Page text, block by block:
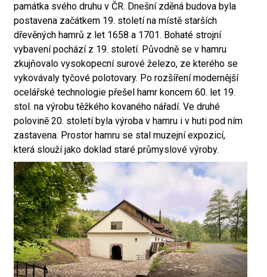
památka svého druhu v ČR. Dnešní zděná budova byla
postavena začátkem 19. století na místě starších
dřevěných hamrů z let 1658 a 1701. Bohaté strojní
vybavení pochází z 19. století. Původně se v hamru
zkujňovalo vysokopecní surové železo, ze kterého se
vykovávaly tyčové polotovary. Po rozšíření modernější
ocelářské technologie přešel hamr koncem 60. let 19.
stol. na výrobu těžkého kovaného nářadí. Ve druhé
polovině 20. století byla výroba v hamru i v huti pod ním
zastavena. Prostor hamru se stal muzejní expozicí,
která slouží jako doklad staré průmyslové výroby.